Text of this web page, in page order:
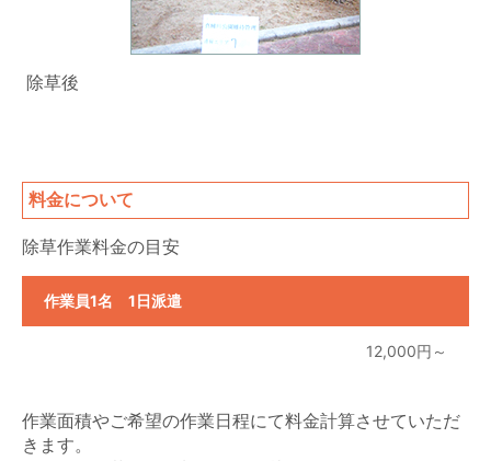
除草後
料金について
除草作業料金の目安
作業員1名 1日派遣
12,000円～
作業面積やご希望の作業日程にて料金計算させていただ
きます。